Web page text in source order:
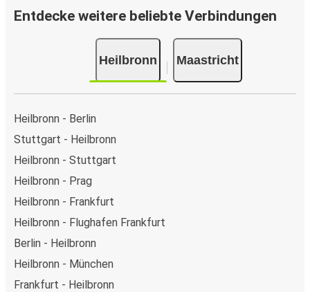
Entdecke weitere beliebte Verbindungen
Heilbronn Maastricht
Heilbronn - Berlin
Stuttgart - Heilbronn
Heilbronn - Stuttgart
Heilbronn - Prag
Heilbronn - Frankfurt
Heilbronn - Flughafen Frankfurt
Berlin - Heilbronn
Heilbronn - München
Frankfurt - Heilbronn